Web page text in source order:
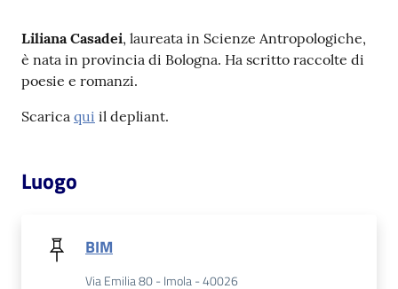
lettura
Seguici
Liliana Casadei, laureata in Scienze Antropologiche,
è nata in provincia di Bologna. Ha scritto raccolte di
poesie e romanzi.
Scarica qui il depliant.
Luogo
BIM
Via Emilia 80 - Imola - 40026